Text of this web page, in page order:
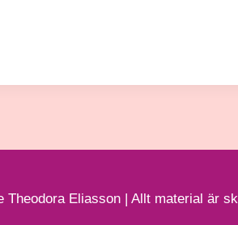
Eliasson | Allt material är